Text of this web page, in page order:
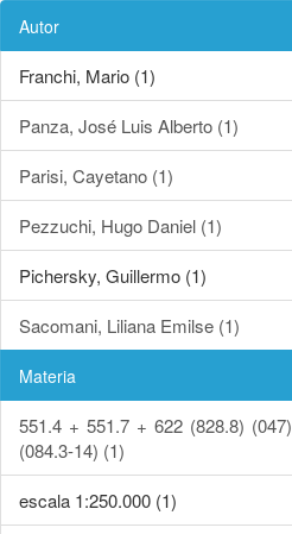
Autor
Franchi, Mario (1)
Panza, José Luis Alberto (1)
Parisi, Cayetano (1)
Pezzuchi, Hugo Daniel (1)
Pichersky, Guillermo (1)
Sacomani, Liliana Emilse (1)
Materia
551.4 + 551.7 + 622 (828.8) (047)
(084.3-14) (1)
escala 1:250.000 (1)